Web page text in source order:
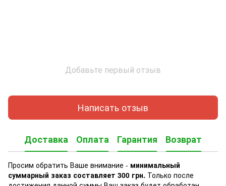
Добавьте первый отзыв
Написать отзыв
Доставка Оплата Гарантия Возврат
Просим обратить Ваше внимание - минимальный
суммарный заказ составляет 300 грн. Только после